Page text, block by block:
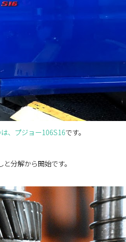
、プジョー106S16です。
分解から開始です。